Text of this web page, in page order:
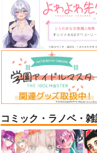
BLUE
IBUS
ハイパーソニックソウル
3,025円（税込）
Fate/Grand Order
サンプル カー
コミック・ラノベ・